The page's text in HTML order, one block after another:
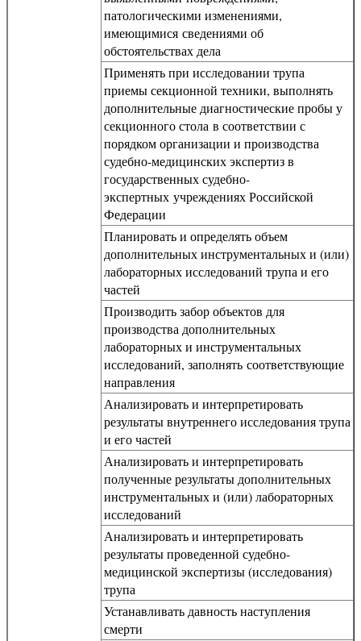
патологическими изменениями,
имеющимися сведениями об
обстоятельствах дела
Применять при исследовании трупа
приемы секционной техники, выполнять
дополнительные диагностические пробы у
секционного стола в соответствии с
порядком организации и производства
судебно-медицинских экспертиз в
государственных судебно-
экспертных учреждениях Российской
Федерации
Планировать и определять объем
дополнительных инструментальных и (или)
лабораторных исследований трупа и его
частей
Производить забор объектов для
производства дополнительных
лабораторных и инструментальных
исследований, заполнять соответствующие
направления
Анализировать и интерпретировать
результаты внутреннего исследования трупа
и его частей
Анализировать и интерпретировать
полученные результаты дополнительных
инструментальных и (или) лабораторных
исследований
Анализировать и интерпретировать
результаты проведенной судебно-
медицинской экспертизы (исследования)
трупа
Устанавливать давность наступления
смерти